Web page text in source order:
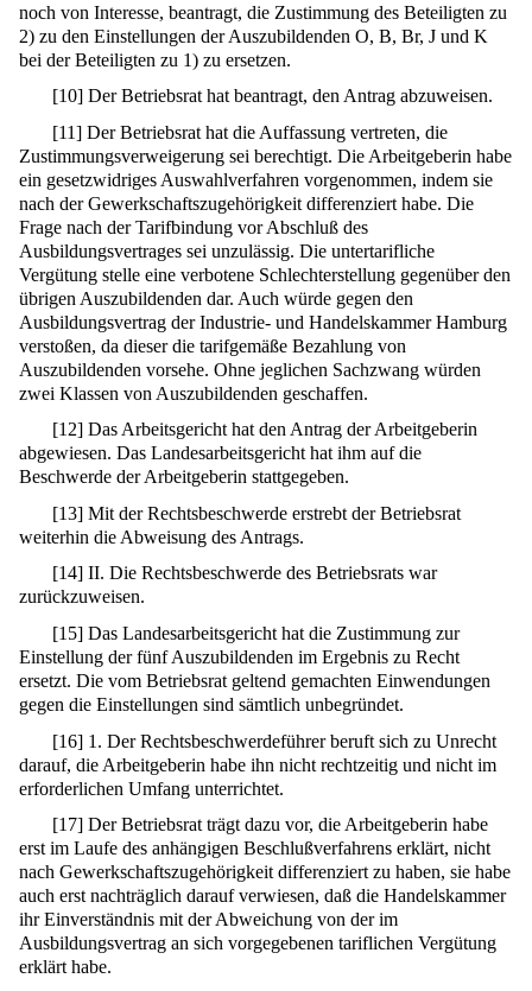
noch von Interesse, beantragt, die Zustimmung des Beteiligten zu
2) zu den Einstellungen der Auszubildenden O, B, Br, J und K
bei der Beteiligten zu 1) zu ersetzen.
[10] Der Betriebsrat hat beantragt, den Antrag abzuweisen.
[11] Der Betriebsrat hat die Auffassung vertreten, die
Zustimmungsverweigerung sei berechtigt. Die Arbeitgeberin habe
ein gesetzwidriges Auswahlverfahren vorgenommen, indem sie
nach der Gewerkschaftszugehörigkeit differenziert habe. Die
Frage nach der Tarifbindung vor Abschluß des
Ausbildungsvertrages sei unzulässig. Die untertarifliche
Vergütung stelle eine verbotene Schlechterstellung gegenüber den
übrigen Auszubildenden dar. Auch würde gegen den
Ausbildungsvertrag der Industrie- und Handelskammer Hamburg
verstoßen, da dieser die tarifgemäße Bezahlung von
Auszubildenden vorsehe. Ohne jeglichen Sachzwang würden
zwei Klassen von Auszubildenden geschaffen.
[12] Das Arbeitsgericht hat den Antrag der Arbeitgeberin
abgewiesen. Das Landesarbeitsgericht hat ihm auf die
Beschwerde der Arbeitgeberin stattgegeben.
[13] Mit der Rechtsbeschwerde erstrebt der Betriebsrat
weiterhin die Abweisung des Antrags.
[14] II. Die Rechtsbeschwerde des Betriebsrats war
zurückzuweisen.
[15] Das Landesarbeitsgericht hat die Zustimmung zur
Einstellung der fünf Auszubildenden im Ergebnis zu Recht
ersetzt. Die vom Betriebsrat geltend gemachten Einwendungen
gegen die Einstellungen sind sämtlich unbegründet.
[16] 1. Der Rechtsbeschwerdeführer beruft sich zu Unrecht
darauf, die Arbeitgeberin habe ihn nicht rechtzeitig und nicht im
erforderlichen Umfang unterrichtet.
[17] Der Betriebsrat trägt dazu vor, die Arbeitgeberin habe
erst im Laufe des anhängigen Beschlußverfahrens erklärt, nicht
nach Gewerkschaftszugehörigkeit differenziert zu haben, sie habe
auch erst nachträglich darauf verwiesen, daß die Handelskammer
ihr Einverständnis mit der Abweichung von der im
Ausbildungsvertrag an sich vorgegebenen tariflichen Vergütung
erklärt habe.